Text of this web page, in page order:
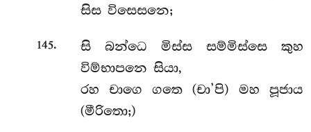
සිස විසෙසනෙ;
145.
සි බන්ධෙ මිස්ස සම්මිස්සෙ කුහ
විම්භාපනෙ සියා,
රහ චාගෙ ගතෙ (චා’පි) මහ පූජාය
(මීරිතො;)